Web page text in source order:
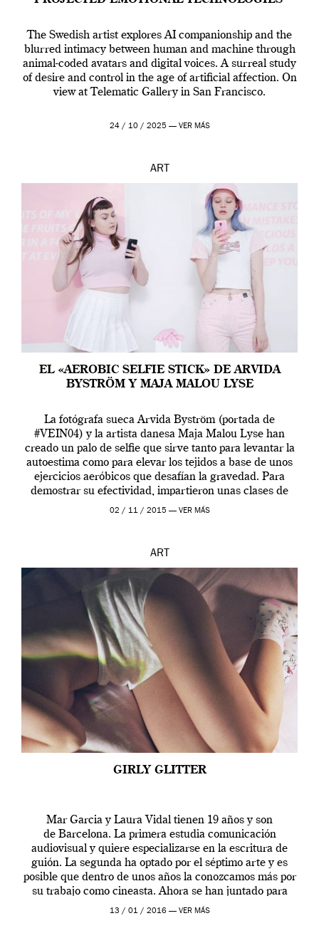
The Swedish artist explores AI companionship and the
blurred intimacy between human and machine through
animal-coded avatars and digital voices. A surreal study
of desire and control in the age of artificial affection. On
view at Telematic Gallery in San Francisco.
24 / 10 / 2025 — VER MÁS
ART
EL «AEROBIC SELFIE STICK» DE ARVIDA
BYSTRÖM Y MAJA MALOU LYSE
La fotógrafa sueca Arvida Byström (portada de
#VEIN04) y la artista danesa Maja Malou Lyse han
creado un palo de selfie que sirve tanto para levantar la
autoestima como para elevar los tejidos a base de unos
ejercicios aeróbicos que desafían la gravedad. Para
demostrar su efectividad, impartieron unas clases de
prueba en el Tate […]
02 / 11 / 2015 — VER MÁS
ART
GIRLY GLITTER
Mar Garcia y Laura Vidal tienen 19 años y son
de Barcelona. La primera estudia comunicación
audiovisual y quiere especializarse en la escritura de
guión. La segunda ha optado por el séptimo arte y es
posible que dentro de unos años la conozcamos más por
su trabajo como cineasta. Ahora se han juntado para
contarnos una […]
13 / 01 / 2016 — VER MÁS